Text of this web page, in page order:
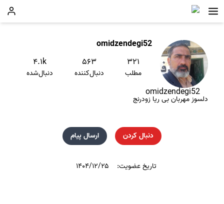
omidzendegi52
۳۲۱
مطلب
۵۶۳
دنبال‌کننده
۴.۱k
دنبال‌شده
omidzendegi52
دلسوز مهربان بی ریا زودرنج
دنبال کردن ارسال پیام
تاریخ عضویت: ۱۴۰۴/۱۲/۲۵